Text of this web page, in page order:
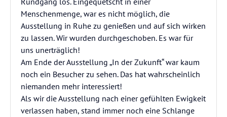
Menschenmenge, war es nicht möglich, die
Ausstellung in Ruhe zu genießen und auf sich wirken
zu lassen. Wir wurden durchgeschoben. Es war für
uns unerträglich!
Am Ende der Ausstellung „In der Zukunft“ war kaum
noch ein Besucher zu sehen. Das hat wahrscheinlich
niemanden mehr interessiert!
Als wir die Ausstellung nach einer gefühlten Ewigkeit
verlassen haben, stand immer noch eine Schlange